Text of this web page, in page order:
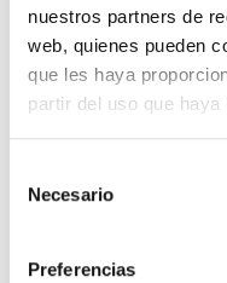
nuestros partners de
web, quienes pueden
que les haya
partir del uso que
Necesario
Preferencias